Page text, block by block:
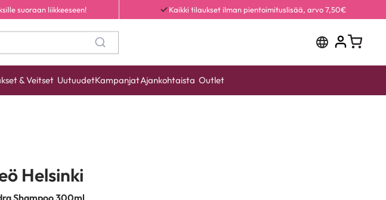
suoraan liikkeeseen! Kaikki tilaukset ilman pientoimituslisää, arvo 7,50€
& Veitset UutuudetKampanjatAjankohtaista Outlet
Helsinki
Shampoo 300ml